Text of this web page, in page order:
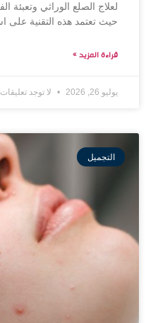
لعلاج الصلع الوراثي
حيث تعتمد هذه التقنية على
قراءة المزيد »
يوليو 26, 2026 لا توجد تعليقات
التجميل